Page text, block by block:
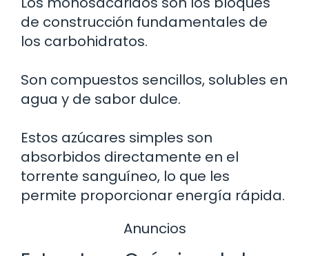
de construcción fundamentales de
los carbohidratos.
Son compuestos sencillos, solubles en
agua y de sabor dulce.
Estos azúcares simples son
absorbidos directamente en el
torrente sanguíneo, lo que les
permite proporcionar energía rápida.
Anuncios